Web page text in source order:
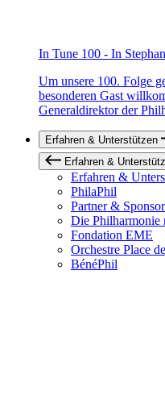
In Tune 100 - In
Um unsere 100. Folge
besonderen Gast
Generaldirektor der
Erfahren & Unterstützen
Erfahren &
Erfahren &
PhilaPhil
Partner &
Die Philharmonie
Fondation EME
Orchestre Place
BénéPhil